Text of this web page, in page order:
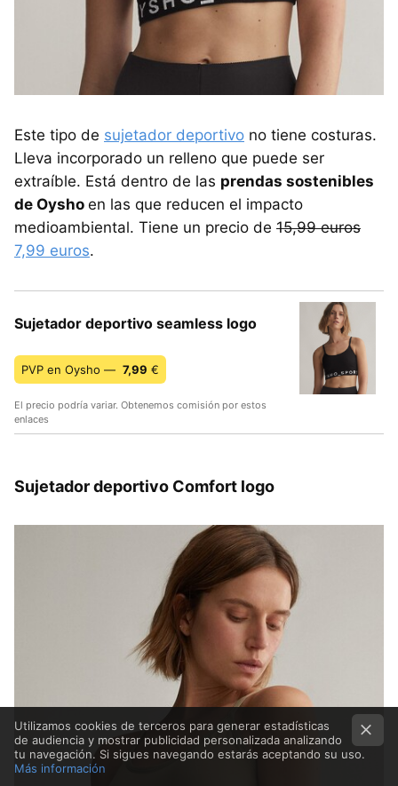
Este tipo de sujetador deportivo no tiene costuras.
Lleva incorporado un relleno que puede ser
extraíble. Está dentro de las prendas sostenibles
de Oysho en las que reducen el impacto
medioambiental. Tiene un precio de 15,99 euros
7,99 euros.
Sujetador deportivo seamless logo
PVP en Oysho — 7,99 €
El precio podría variar. Obtenemos comisión por estos
enlaces
Sujetador deportivo Comfort logo
Utilizamos cookies de terceros para generar estadísticas
de audiencia y mostrar publicidad personalizada analizando
tu navegación. Si sigues navegando estarás aceptando su uso.
Más información